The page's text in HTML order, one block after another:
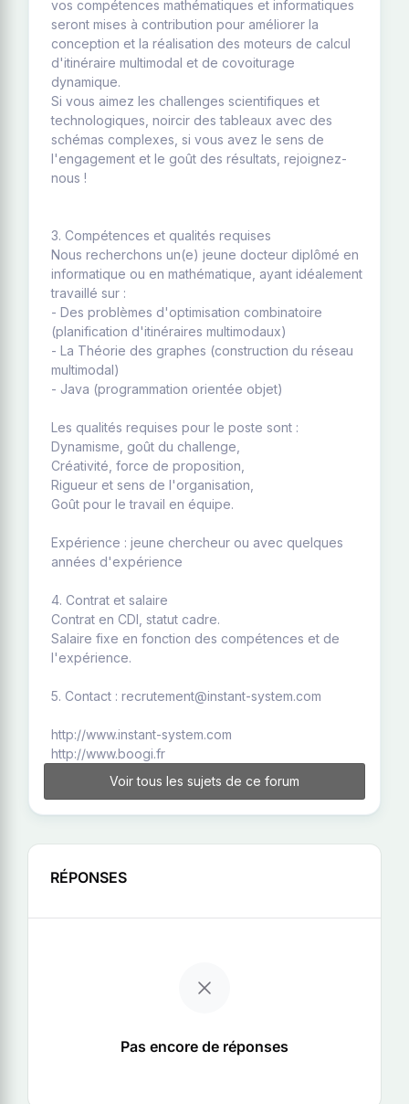
vos compétences mathématiques et informatiques
seront mises à contribution pour améliorer la
conception et la réalisation des moteurs de calcul
d'itinéraire multimodal et de covoiturage
dynamique.
Si vous aimez les challenges scientifiques et
technologiques, noircir des tableaux avec des
schémas complexes, si vous avez le sens de
l'engagement et le goût des résultats, rejoignez-
nous !
3. Compétences et qualités requises
Nous recherchons un(e) jeune docteur diplômé en
informatique ou en mathématique, ayant idéalement
travaillé sur :
- Des problèmes d'optimisation combinatoire
(planification d'itinéraires multimodaux)
- La Théorie des graphes (construction du réseau
multimodal)
- Java (programmation orientée objet)
Les qualités requises pour le poste sont :
Dynamisme, goût du challenge,
Créativité, force de proposition,
Rigueur et sens de l'organisation,
Goût pour le travail en équipe.
Expérience : jeune chercheur ou avec quelques
années d'expérience
4. Contrat et salaire
Contrat en CDI, statut cadre.
Salaire fixe en fonction des compétences et de
l'expérience.
5. Contact : recrutement@instant-system.com
http://www.instant-system.com
http://www.boogi.fr
Voir tous les sujets de ce forum
RÉPONSES
Pas encore de réponses